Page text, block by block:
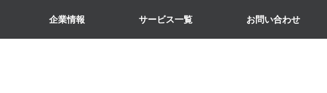
お問い合わせ
サービス一覧
企業情報